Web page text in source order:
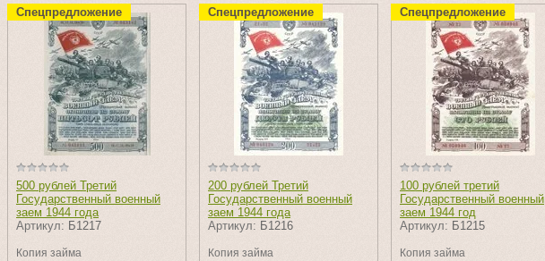
Спецпредложение
500 рублей Третий
Государственный военный
заем 1944 года
Артикул: Б1217
Копия займа
Спецпредложение
200 рублей Третий
Государственный военный
заем 1944 года
Артикул: Б1216
Копия займа
Спецпредложение
100 рублей третий
Государственный военный
заем 1944 год
Артикул: Б1215
Копия займа